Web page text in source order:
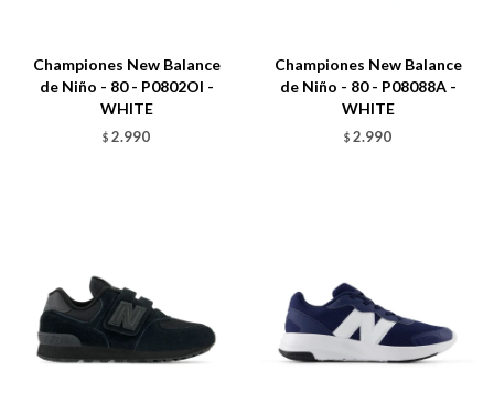
Championes New Balance
de Niño - 80 - P0802OI -
WHITE
$ 2.990
Championes New Balance
de Niño - 80 - P08088A -
WHITE
$ 2.990